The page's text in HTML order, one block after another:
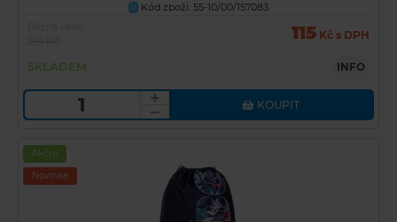
U
Kód zboží: 55-10/00/157083
115 Kč s DPH
SKLADEM INFO
KOUPIT
Akční
Novinka